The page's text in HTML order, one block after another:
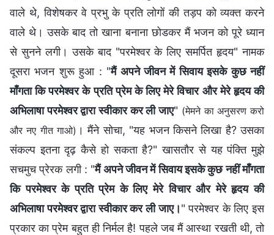
वाले थे, विशेषकर वे प्रभु के प्रति लोगों की तड़प को व्यक्त करने
वाले थे। उसके बाद तो खाना बनाना छोडकर मैं भजन को पूरे ध्यान
से सुनने लगी। उसके बाद "परमेश्वर के लिए समर्पित हृदय" नामक
दूसरा भजन शुरू हुआ : "मैं अपने जीवन में सिवाय इसके कुछ नहीं
माँगता कि परमेश्वर के प्रति प्रेम के लिए मेरे विचार और मेरे हृदय की
अभिलाषा परमेश्वर द्वारा स्वीकार कर ली जाए" (मेमने का अनुसरण करो
और नए गीत गाओ) । मैंने सोचा, "यह भजन किसने लिखा है? उसका
संकल्प इतना दृढ़ कैसे हो सकता है?" खासतौर से यह पंक्ति मुझे
सचमुच प्रेरक लगी : "मैं अपने जीवन में सिवाय इसके कुछ नहीं माँगता
कि परमेश्वर के प्रति प्रेम के लिए मेरे विचार और मेरे हृदय की
अभिलाषा परमेश्वर द्वारा स्वीकार कर ली जाए।" परमेश्वर के लिए इस
प्रकार का प्रेम बहुत ही निर्मल है! पहले जब मैं आस्था रखती थी, तो